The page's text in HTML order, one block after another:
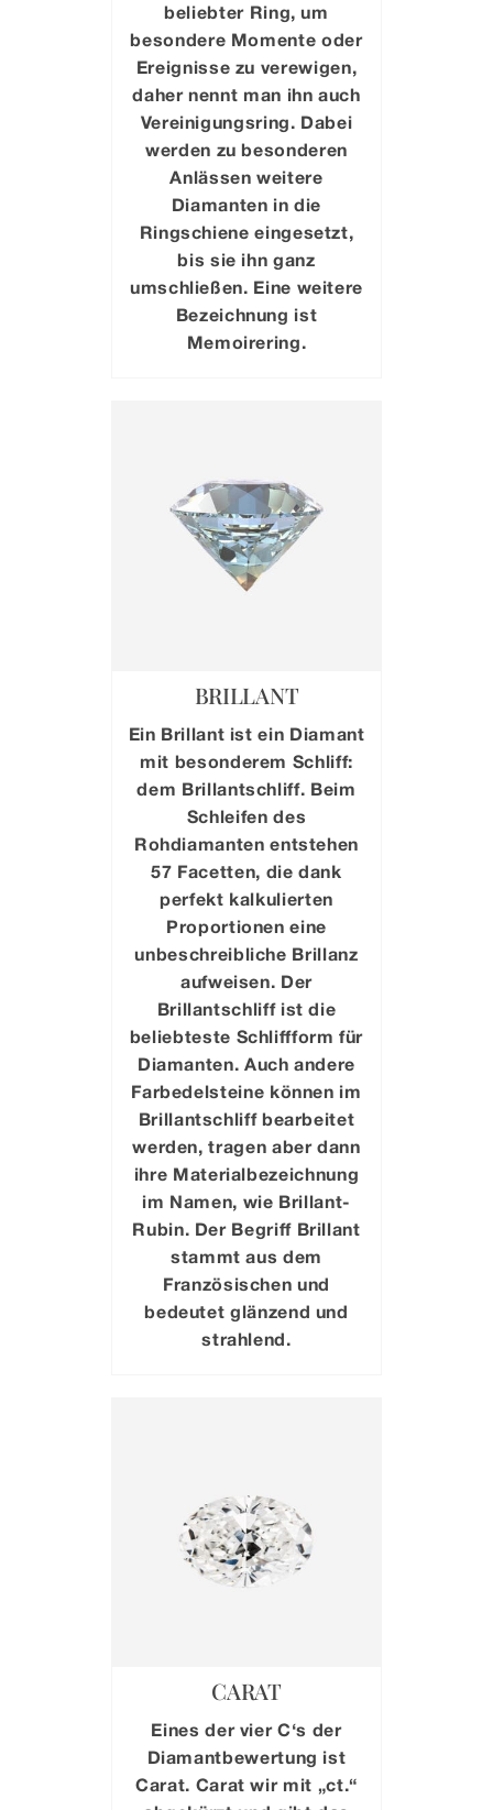
beliebter Ring, um
besondere Momente oder
Ereignisse zu verewigen,
daher nennt man ihn auch
Vereinigungsring. Dabei
werden zu besonderen
Anlässen weitere
Diamanten in die
Ringschiene eingesetzt,
bis sie ihn ganz
umschließen. Eine weitere
Bezeichnung ist
Memoirering.
BRILLANT
Ein Brillant ist ein Diamant
mit besonderem Schliff:
dem Brillantschliff. Beim
Schleifen des
Rohdiamanten entstehen
57 Facetten, die dank
perfekt kalkulierten
Proportionen eine
unbeschreibliche Brillanz
aufweisen. Der
Brillantschliff ist die
beliebteste Schliffform für
Diamanten. Auch andere
Farbedelsteine können im
Brillantschliff bearbeitet
werden, tragen aber dann
ihre Materialbezeichnung
im Namen, wie Brillant-
Rubin. Der Begriff Brillant
stammt aus dem
Französischen und
bedeutet glänzend und
strahlend.
CARAT
Eines der vier C‘s der
Diamantbewertung ist
Carat. Carat wir mit „ct.“